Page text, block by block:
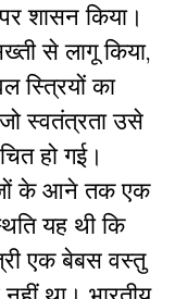
शासन किया।
से लागू किया,
स्त्रियों का
स्वतंत्रता उसे
हो गई।
के आने तक एक
यह थी कि
एक बेबस वस्तु